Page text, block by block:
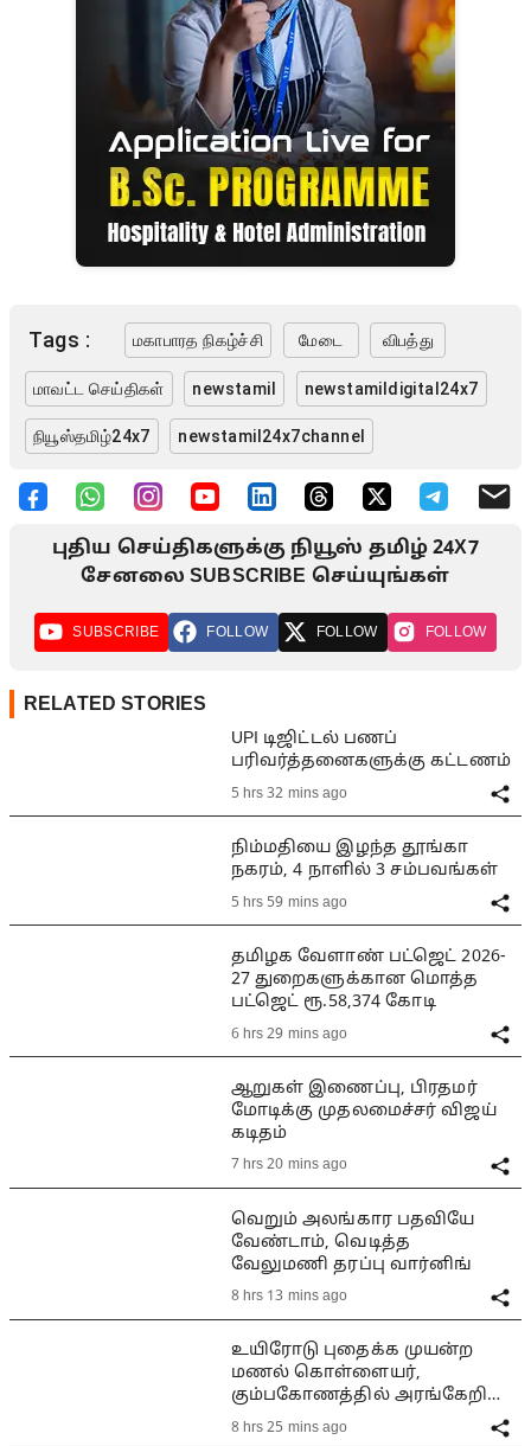
Tags : மகாபாரத நிகழ்ச்சி மேடை விபத்து
மாவட்ட செய்திகள் newstamil newstamildigital24x7
நியூஸ்தமிழ்24x7 newstamil24x7channel
புதிய செய்திகளுக்கு நியூஸ் தமிழ் 24X7
சேனலை SUBSCRIBE செய்யுங்கள்
SUBSCRIBE FOLLOW FOLLOW FOLLOW
RELATED STORIES
UPI டிஜிட்டல் பணப்
பரிவர்த்தனைகளுக்கு கட்டணம்
5 hrs 32 mins ago
நிம்மதியை இழந்த தூங்கா
நகரம், 4 நாளில் 3 சம்பவங்கள்
5 hrs 59 mins ago
தமிழக வேளாண் பட்ஜெட் 2026-
27 துறைகளுக்கான மொத்த
பட்ஜெட் ரூ.58,374 கோடி
6 hrs 29 mins ago
ஆறுகள் இணைப்பு, பிரதமர்
மோடிக்கு முதலமைச்சர் விஜய்
கடிதம்
7 hrs 20 mins ago
வெறும் அலங்கார பதவியே
வேண்டாம், வெடித்த
வேலுமணி தரப்பு வார்னிங்
8 hrs 13 mins ago
உயிரோடு புதைக்க முயன்ற
மணல் கொள்ளையர்,
கும்பகோணத்தில் அரங்கேறிய
பயங்கரம்
8 hrs 25 mins ago